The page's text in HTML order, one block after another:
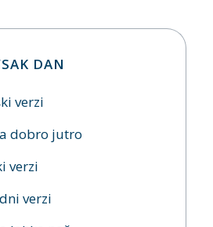
DAN
verzi
dobro jutro
verzi
verzi